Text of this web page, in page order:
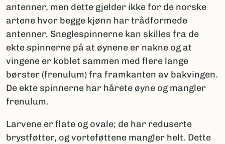
antenner, men dette gjelder ikke for de norske
artene hvor begge kjønn har trådformede
antenner. Sneglespinnerne kan skilles fra de
ekte spinnerne på at øynene er nakne og at
vingene er koblet sammen med flere lange
børster (frenulum) fra framkanten av bakvingen.
De ekte spinnerne har hårete øyne og mangler
frenulum.
Larvene er flate og ovale; de har reduserte
brystføtter, og vorteføttene mangler helt. Dette